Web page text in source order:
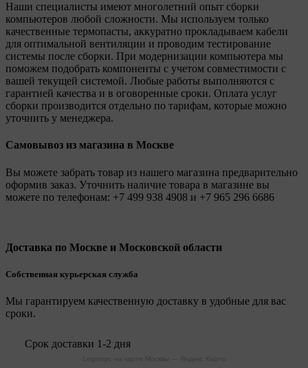
Наши специалисты имеют многолетний опыт сборки
компьютеров любой сложности. Мы используем только
качественные термопасты, аккуратно прокладываем кабели
для оптимальной вентиляции и проводим тестирование
системы после сборки. При модернизации компьютера мы
поможем подобрать компоненты с учетом совместимости с
вашей текущей системой. Любые работы выполняются с
гарантией качества и в оговоренные сроки. Оплата услуг
сборки производится отдельно по тарифам, которые можно
уточнить у менеджера.
Самовывоз из магазина в Москве
Вы можете забрать товар из нашего магазина предварительно
оформив заказ. Уточнить наличие товара в магазине вы
можете по телефонам: +7 499 938 4908 и +7 965 296 6686
Доставка по Москве и Московской области
Собственная курьерская служба
Мы гарантируем качественную доставку в удобные для вас
сроки.
Срок доставки 1-2 дня
Legionpc на карте Москвы — Яндекс Карты